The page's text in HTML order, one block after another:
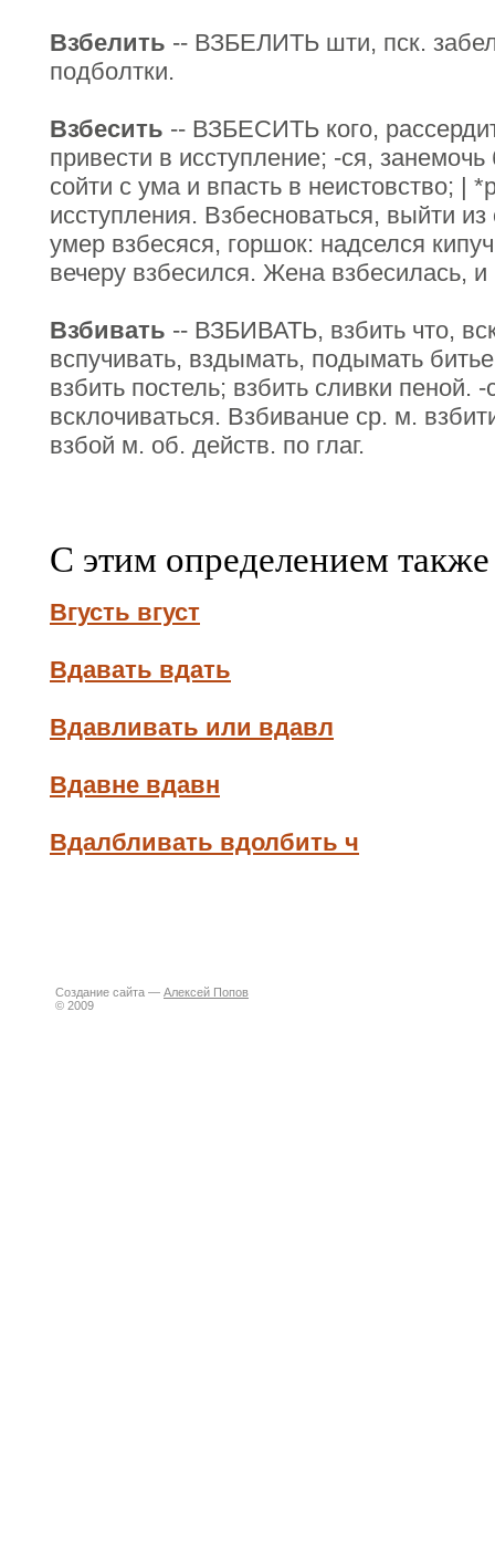
Взбелить -- ВЗБЕЛИТЬ шти, пск.
подболтки.
Взбесить -- ВЗБЕСИТЬ кого,
привести в исступление; -ся,
сойти с ума и впасть в неистовство; |
исступления. Взбесноваться, выйти
умер взбесяся, горшок: надселся
вечеру взбесился. Жена взбесилась,
Взбивать -- ВЗБИВАТЬ, взбить что,
вспучивать, вздымать, подымать
взбить постель; взбить сливки пеной.
всклочиваться. Взбиванue ср. м.
взбой м. об. действ. по глаг.
С этим определением
Вгусть вгуст
Вдавать вдать
Вдавливать или вдавл
Вдавне вдавн
Вдалбливать вдолбить ч
Создание сайта — Алексей Попов
© 2009